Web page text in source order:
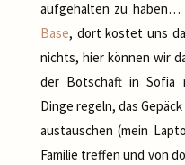
aufgehalten zu
Base, dort kostet uns
nichts, hier können wir
der Botschaft in Sofia
Dinge regeln, das
austauschen (mein
Familie treffen und von